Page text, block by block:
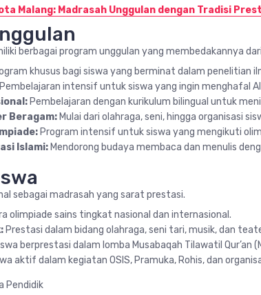
Malang: Madrasah Unggulan dengan Tradisi
berbagai program unggulan yang membedakannya
khusus bagi siswa yang berminat dalam penelitian
Pembelajaran intensif untuk siswa yang ingin menghafal
Pembelajaran dengan kurikulum bilingual untuk
Beragam: Mulai dari olahraga, seni, hingga organisasi
Program intensif untuk siswa yang mengikuti
Islami: Mendorong budaya membaca dan menulis
sebagai madrasah yang sarat prestasi.
olimpiade sains tingkat nasional dan internasional.
Prestasi dalam bidang olahraga, seni tari, musik, dan
berprestasi dalam lomba Musabaqah Tilawatil Qur’an
aktif dalam kegiatan OSIS, Pramuka, Rohis, dan
Pendidik